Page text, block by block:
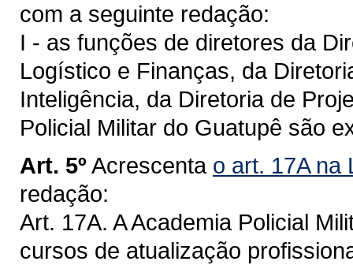
com a seguinte redação:
I - as funções de diretores da
Logístico e Finanças, da
Inteligência, da Diretoria de
Policial Militar do Guatupê são
Art. 5º Acrescenta o art. 17A na
redação:
Art. 17A. A Academia Policial
cursos de atualização